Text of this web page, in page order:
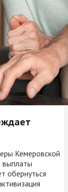
Кемеровской
выплаты
обернуться